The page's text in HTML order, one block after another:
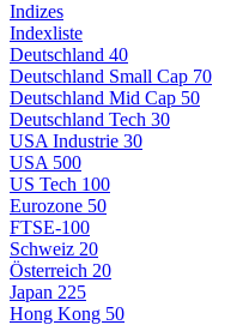
Indizes
Indexliste
Deutschland 40
Deutschland Small Cap 70
Deutschland Mid Cap 50
Deutschland Tech 30
USA Industrie 30
USA 500
US Tech 100
Eurozone 50
FTSE-100
Schweiz 20
Österreich 20
Japan 225
Hong Kong 50